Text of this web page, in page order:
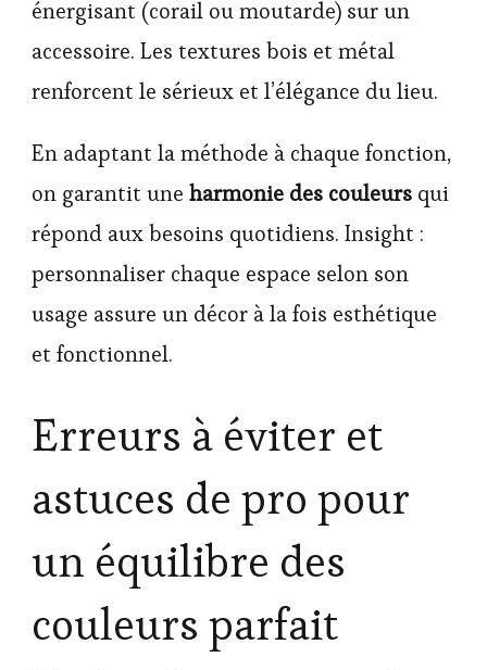
énergisant (corail ou moutarde) sur un
accessoire. Les textures bois et métal
renforcent le sérieux et l’élégance du lieu.
En adaptant la méthode à chaque fonction,
on garantit une harmonie des couleurs qui
répond aux besoins quotidiens. Insight :
personnaliser chaque espace selon son
usage assure un décor à la fois esthétique
et fonctionnel.
Erreurs à éviter et
astuces de pro pour
un équilibre des
couleurs parfait